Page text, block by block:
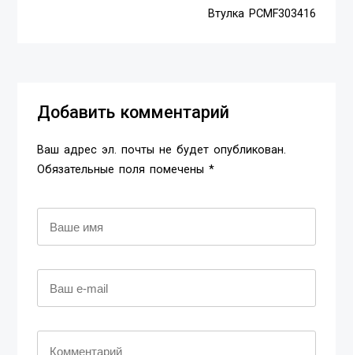
Втулка PCMF303416
Добавить комментарий
Ваш адрес эл. почты не будет опубликован.
Обязательные поля помечены *